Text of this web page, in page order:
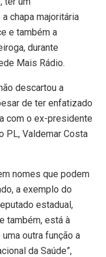
chapa majoritária
e também a
durante
Mais Rádio.
descartou a
de ter enfatizado
com o ex-presidente
PL, Valdemar Costa
nomes que podem
a exemplo do
estadual,
também, está à
outra função a
da Saúde”,